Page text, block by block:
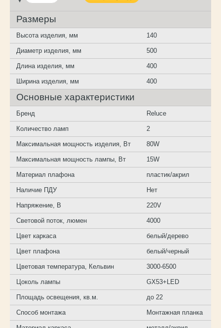
Размеры
Высота изделия, мм 140
Диаметр изделия, мм 500
Длина изделия, мм 400
Ширина изделия, мм 400
Основные характеристики
Бренд Reluce
Количество ламп 2
Максимальная мощность изделия, Вт 80W
Максимальная мощность лампы, Вт 15W
Материал плафона пластик/акрил
Наличие ПДУ Нет
Напряжение, В 220V
Световой поток, люмен 4000
Цвет каркаса белый/дерево
Цвет плафона белый/черный
Цветовая температура, Кельвин 3000-6500
Цоколь лампы GX53+LED
Площадь освещения, кв.м. до 22
Способ монтажа Монтажная планка